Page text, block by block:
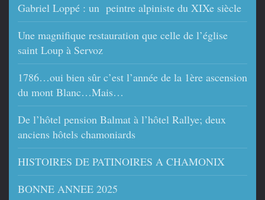
Gabriel Loppé : un peintre alpiniste du XIXe siècle
Une magnifique restauration que celle de l’église
saint Loup à Servoz
1786…oui bien sûr c’est l’année de la 1ère ascension
du mont Blanc…Mais…
De l’hôtel pension Balmat à l’hôtel Rallye; deux
anciens hôtels chamoniards
HISTOIRES DE PATINOIRES A CHAMONIX
BONNE ANNEE 2025